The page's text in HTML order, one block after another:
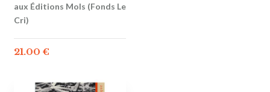
aux Éditions Mols (Fonds Le
Cri)
21.00 €